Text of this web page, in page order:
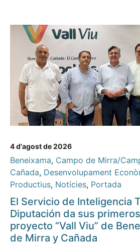
4 d'agost de 2026
Beneixama, Campo de Mirra/
Cañada, Desenvolupament
Productius, Notícies, Portada
El Servicio de Inteligencia
Diputación da sus
proyecto “Vall Viu” de
de Mirra y Cañada